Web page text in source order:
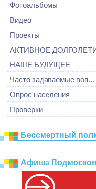
Фотоальбомы
Видео
Проекты
АКТИВНОЕ
НАШЕ БУДУЩЕЕ
Часто задаваемые воп...
Опрос населения
Проверки
Бессмертный
Афиша